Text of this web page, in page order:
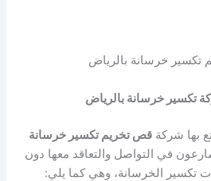
تكسير خرسانة بالرياض
بها شركةقص تخريم تكسير خرسانة
في التواصل والتعاقد معها دون
تكسير الخرسانة، وهي كما يلي: